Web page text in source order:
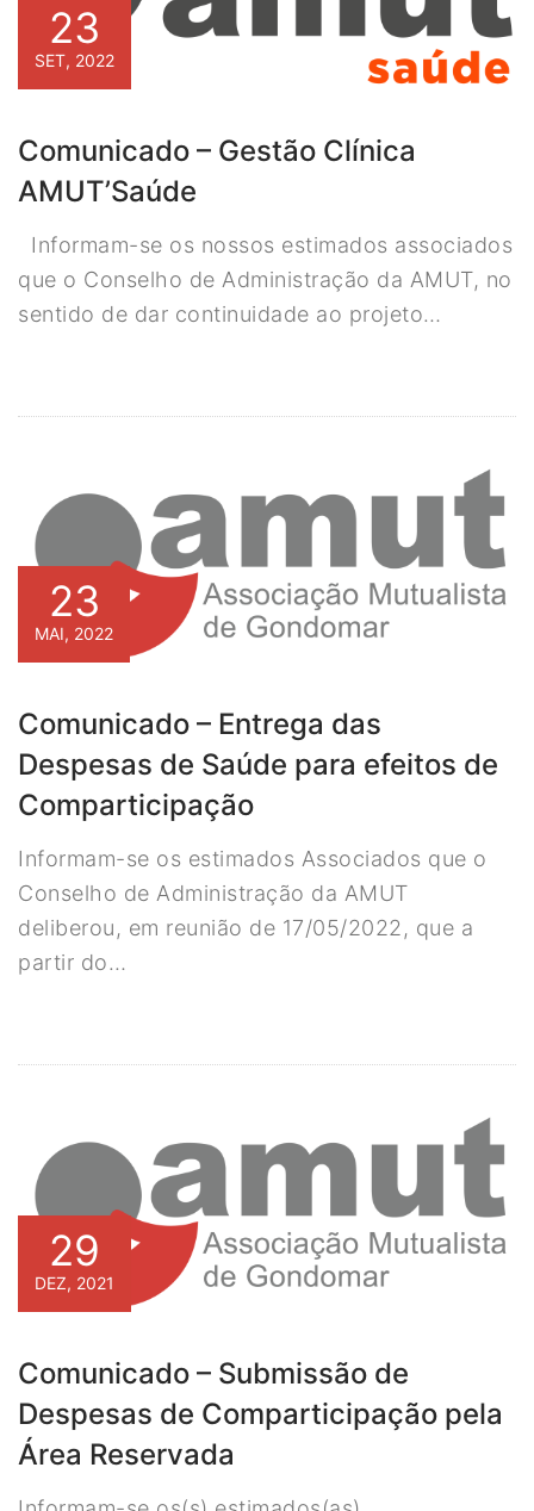
23
SET, 2022
Comunicado – Gestão Clínica
AMUT’Saúde
Informam-se os nossos estimados associados
que o Conselho de Administração da AMUT, no
sentido de dar continuidade ao projeto…
23
MAI, 2022
Comunicado – Entrega das
Despesas de Saúde para efeitos de
Comparticipação
Informam-se os estimados Associados que o
Conselho de Administração da AMUT
deliberou, em reunião de 17/05/2022, que a
partir do…
29
DEZ, 2021
Comunicado – Submissão de
Despesas de Comparticipação pela
Área Reservada